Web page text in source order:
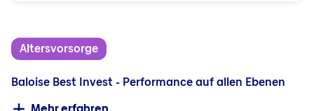
Altersvorsorge
Baloise Best Invest - Performance auf allen Ebenen